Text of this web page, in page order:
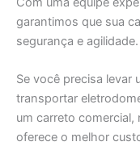
garantimos que sua
segurança e agilidade.
Se você precisa levar
transportar
um carreto comercial,
oferece o melhor